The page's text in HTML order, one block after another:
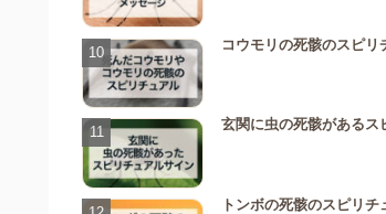
コウモリの死骸のスピ
玄関に虫の死骸があるス
トンボの死骸のスピリ